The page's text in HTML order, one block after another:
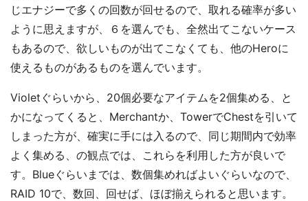
じエナジーで多くの回数が回せるので、取れる確率が多い
ように思えますが、６を選んでも、全然出てこないケース
もあるので、欲しいものが出てこなくても、他のHeroに
使えるものがあるものを選んでいます。
Violetぐらいから、20個必要なアイテムを2個集める、と
かになってくると、Merchantか、TowerでChestを引いて
しまった方が、確実に手には入るので、同じ期間内で効率
よく集める、の観点では、これらを利用した方が良いで
す。Blueぐらいまでは、数個集めればよいぐらいなので、
RAID 10で、数回、回せば、ほぼ揃えられると思います。